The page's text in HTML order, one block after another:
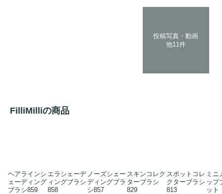
投稿写真・動画
他11件
FilliMilliの商品
ヘアラインシ
ェーディング
ブラシ859
エラシェーデ
ィングブラシ
858
ノーズシェー
ディングブラ
シ857
スキンコレク
ターブラシ
829
スポットコレ
クターブラシ
813
ミニ
ップ
ット